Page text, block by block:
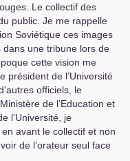
Le collectif des
public. Je me rappelle
Soviétique ces images
dans une tribune lors de
cette vision me
président de l’Université
officiels, le
de l’Education et
l’Université, je
avant le collectif et non
de l’orateur seul face